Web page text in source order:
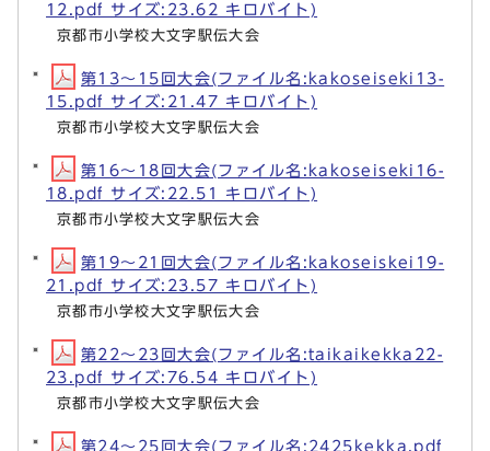
12.pdf サイズ:23.62 キロバイト)
京都市小学校大文字駅伝大会
第13～15回大会(ファイル名:kakoseiseki13-
15.pdf サイズ:21.47 キロバイト)
京都市小学校大文字駅伝大会
第16～18回大会(ファイル名:kakoseiseki16-
18.pdf サイズ:22.51 キロバイト)
京都市小学校大文字駅伝大会
第19～21回大会(ファイル名:kakoseiskei19-
21.pdf サイズ:23.57 キロバイト)
京都市小学校大文字駅伝大会
第22～23回大会(ファイル名:taikaikekka22-
23.pdf サイズ:76.54 キロバイト)
京都市小学校大文字駅伝大会
第24～25回大会(ファイル名:2425kekka.pdf